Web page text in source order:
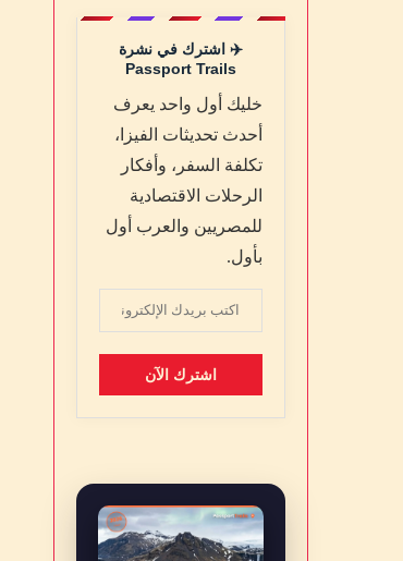
✈️ اشترك في نشرة
Passport Trails
خليك أول واحد يعرف
أحدث تحديثات الفيزا،
تكلفة السفر، وأفكار
الرحلات الاقتصادية
للمصريين والعرب أول
بأول.